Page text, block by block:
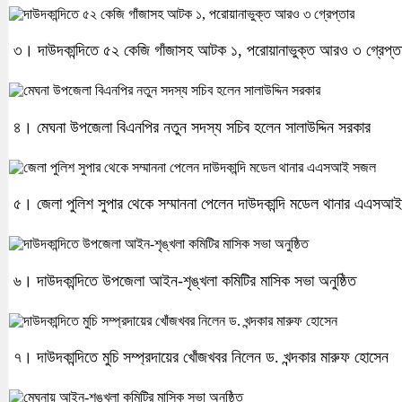
৩। দাউদকান্দিতে ৫২ কেজি গাঁজাসহ আটক ১, পরোয়ানাভুক্ত আরও ৩
৪। মেঘনা উপজেলা বিএনপির নতুন সদস্য সচিব হলেন সালাউদ্দিন সরকার
৫। জেলা পুলিশ সুপার থেকে সম্মাননা পেলেন দাউদকান্দি মডেল থানার
৬। দাউদকান্দিতে উপজেলা আইন-শৃঙ্খলা কমিটির মাসিক সভা অনুষ্ঠিত
৭। দাউদকান্দিতে মুচি সম্প্রদায়ের খোঁজখবর নিলেন ড. খন্দকার মারুফ হোসেন